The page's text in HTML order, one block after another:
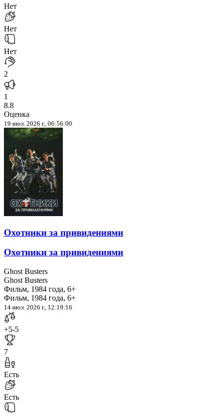
Нет
Нет
Нет
2
1
8.8
Оценка
19 июл. 2026 г., 06:56:00
Охотники за привидениями
Охотники за привидениями
Ghost Busters
Ghost Busters
Фильм, 1984 года, 6+
Фильм, 1984 года, 6+
14 июл. 2026 г., 12:19:16
+5-5
7
Есть
Есть